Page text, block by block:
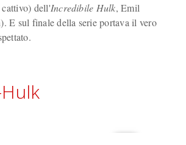
dell'Incredibile Hulk, Emil
E sul finale della serie portava il vero